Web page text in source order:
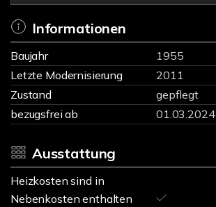
Informationen
Baujahr
1955
Letzte Modernisierung
2011
Zustand
gepflegt
bezugsfrei ab
01.03.2024
Ausstattung
Heizkosten sind in
Nebenkosten enthalten